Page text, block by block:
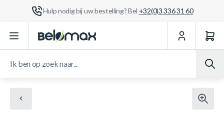
Hulp nodig bij uw bestelling? Bel +32(0)3 336 31 60
Ga naar de inhoud